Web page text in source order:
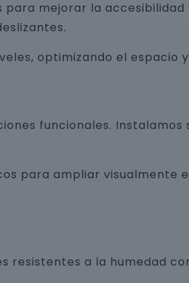
mejorar la
optimizando el espacio
funcionales.
para ampliar visualmente
resistentes a la humedad